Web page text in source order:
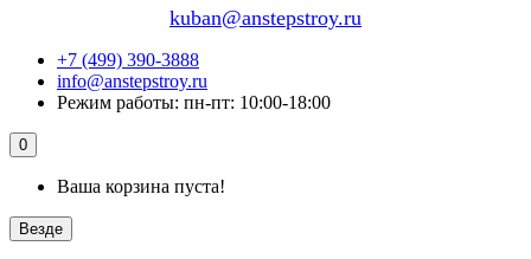
kuban@anstepstroy.ru
+7 (499) 390-3888
info@anstepstroy.ru
Режим работы: пн-пт: 10:00-18:00
0
Ваша корзина пуста!
Везде